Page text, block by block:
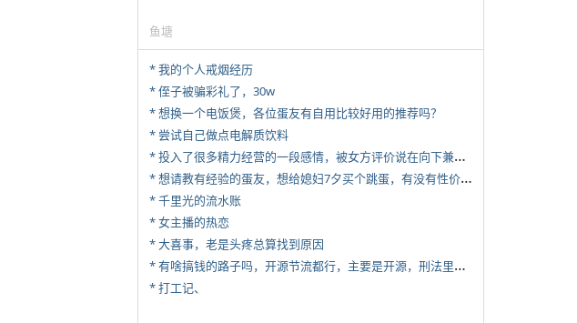
鱼塘
* 我的个人戒烟经历
* 侄子被骗彩礼了，30w
* 想换一个电饭煲，各位蛋友有自用比较好用的推荐吗？
* 尝试自己做点电解质饮料
*
投入了很多精力经营的一段感情，被女方评价说在向下兼容我，感觉有点破防
*
想请教有经验的蛋友，想给媳妇7夕买个跳蛋，有没有性价比高的推荐
* 千里光的流水账
* 女主播的热恋
* 大喜事，老是头疼总算找到原因
*
有啥搞钱的路子吗，开源节流都行，主要是开源，刑法里的咱不做
* 打工记、